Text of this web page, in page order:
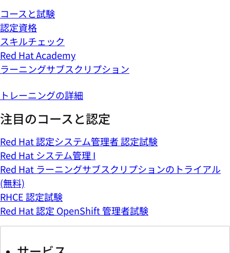
コースと試験
認定資格
スキルチェック
Red Hat Academy
ラーニングサブスクリプション
トレーニングの詳細
注目のコースと認定
Red Hat 認定システム管理者 認定試験
Red Hat システム管理 I
Red Hat ラーニングサブスクリプションのトライアル
(無料)
RHCE 認定試験
Red Hat 認定 OpenShift 管理者試験